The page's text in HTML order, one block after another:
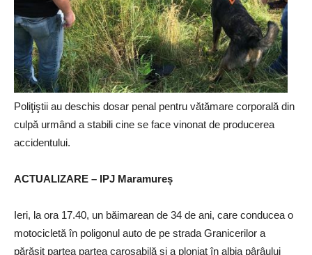
Poliţiştii au deschis dosar penal pentru vătămare corporală din
culpă urmând a stabili cine se face vinonat de producerea
accidentului.
ACTUALIZARE – IPJ Maramureș
Ieri, la ora 17.40, un băimarean de 34 de ani, care conducea o
motocicletă în poligonul auto de pe strada Granicerilor a
părăsit partea partea carosabilă și a plonjat în albia pârâului